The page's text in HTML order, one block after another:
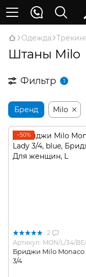
Oдежда
Штаны Milo
Фильтр 1
Бренд Milo
−50%
2
Артикул: MON/L/34/
Бриджи Milo Monaco
3/4